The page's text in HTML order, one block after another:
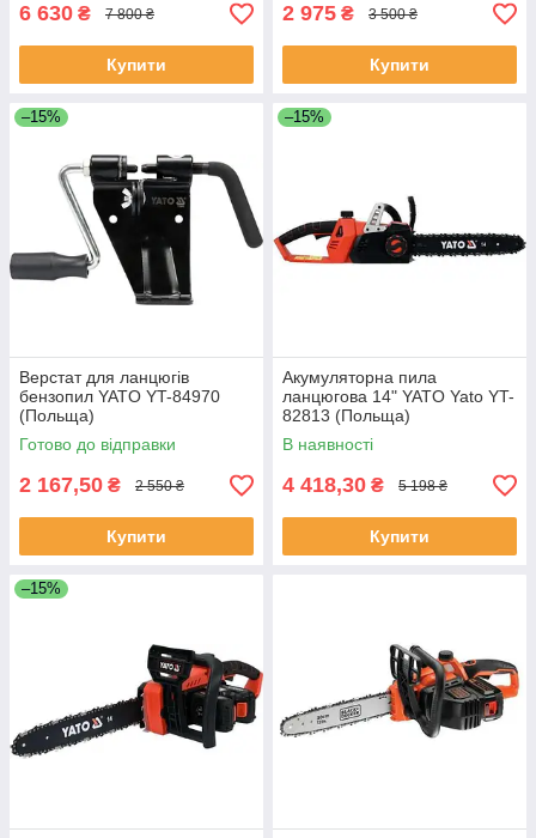
6 630 ₴ 7 800 ₴
Купити
2 975 ₴ 3 500 ₴
Купити
–15%
Верстат для ланцюгів
бензопил YATO YT-84970
(Польща)
Готово до відправки
2 167,50 ₴ 2 550 ₴
Купити
–15%
Акумуляторна пила
ланцюгова 14" YATO Yato YT-
82813 (Польща)
В наявності
4 418,30 ₴ 5 198 ₴
Купити
–15%